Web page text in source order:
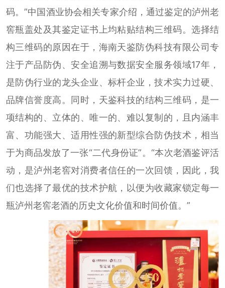
码。”中国酒业协会相关专家介绍，通过鉴定的泸州老
窖瓶盖处及其鉴定证书上均粘贴结构三维码。选择结
构三维码的原因在于，海南天鉴防伪科技有限公司专
注于产品防伪、安全追溯与数据安全服务领域17年，
是防伪行业的龙头企业、标杆企业，技术实力过硬、
品牌信誉度高。同时，天鉴科技的结构三维码，是一
项结构的、立体的、唯一的、难以复制的，且内涵丰
富、功能强大、适用性强的新型综合防伪技术，相当
于为商品发放了一张“二代身份证”。“本次老酒鉴评活
动，是泸州老窖对消费者信任的一次回馈，因此，我
们也选择了最优的技术护航，以便为收藏家锁定每一
瓶泸州老窖老酒的历史文化价值和时间价值。”